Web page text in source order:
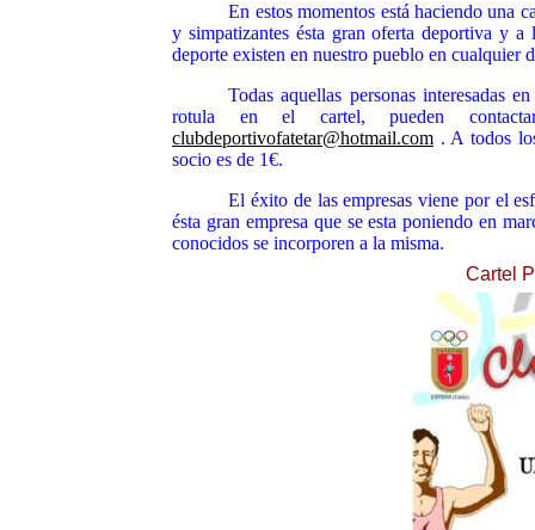
En estos momentos está haciendo una
y simpatizantes ésta gran oferta deportiva y
deporte existen en nuestro pueblo en cualquier
Todas aquellas personas interesadas
rotula en el cartel, pueden
clubdeportivofatetar@hotmail.com . A todos
socio es de 1€.
El éxito de las empresas viene por el
ésta gran empresa que se esta poniendo en
conocidos se incorporen a la misma.
Cartel